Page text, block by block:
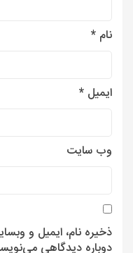
نام *
ایمیل *
وب‌ سایت
ذخیره نام، ایمیل و
دوباره دیدگاهی